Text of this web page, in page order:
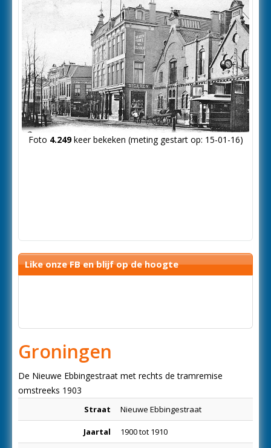
Foto 4.249keer bekeken (meting gestart op: 15-01-16)
Like onze FB en blijf op de hoogte
Groningen
De Nieuwe Ebbingestraat met rechts de tramremise
omstreeks 1903
Straat Nieuwe Ebbingestraat
Jaartal 1900 tot 1910